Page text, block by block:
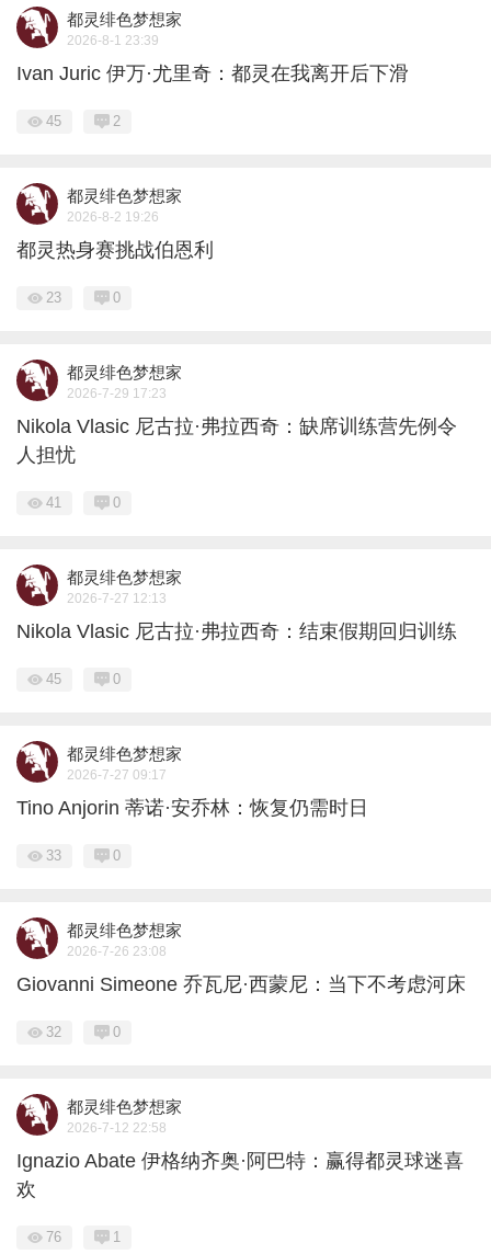
都灵绯色梦想家
2026-8-1 23:39
Ivan Juric 伊万·尤里奇：都灵在我离开后下滑
45 2
都灵绯色梦想家
2026-8-2 19:26
都灵热身赛挑战伯恩利
23 0
都灵绯色梦想家
2026-7-29 17:23
Nikola Vlasic 尼古拉·弗拉西奇：缺席训练营先例令
人担忧
41 0
都灵绯色梦想家
2026-7-27 12:13
Nikola Vlasic 尼古拉·弗拉西奇：结束假期回归训练
45 0
都灵绯色梦想家
2026-7-27 09:17
Tino Anjorin 蒂诺·安乔林：恢复仍需时日
33 0
都灵绯色梦想家
2026-7-26 23:08
Giovanni Simeone 乔瓦尼·西蒙尼：当下不考虑河床
32 0
都灵绯色梦想家
2026-7-12 22:58
Ignazio Abate 伊格纳齐奥·阿巴特：赢得都灵球迷喜
欢
76 1